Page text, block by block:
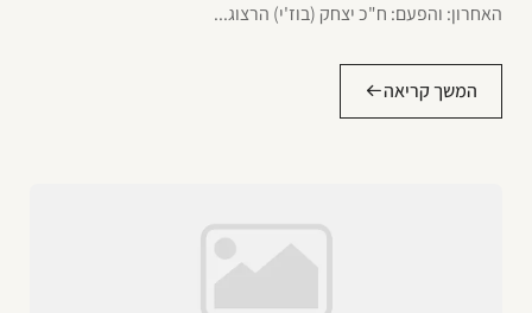
האחרון: והפעם: ח"כ יצחק (בוז'י) הרצוג...
המשך קריאה